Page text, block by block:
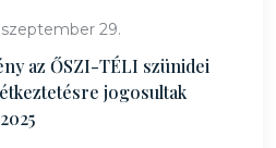
szeptember 29.
az ŐSZI-TÉLI szünidei
jogosultak